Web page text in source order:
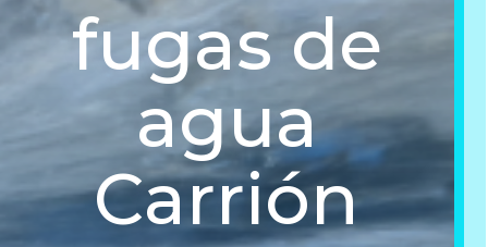
fugas de
agua
Carrión